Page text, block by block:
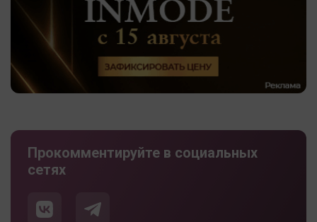
Прокомментируйте в социальных
сетях